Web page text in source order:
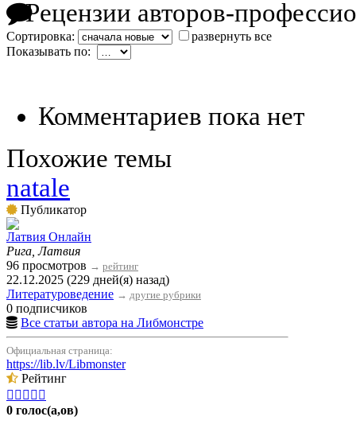
Рецензии авторов-
Сортировка:
развернуть все
Показывать по:
Комментариев пока нет
Похожие темы
natale
Публикатор
Латвия Онлайн
Рига, Латвия
96 просмотров → рейтинг
22.12.2025 (229 дней(я) назад)
Литературоведение → другие рубрики
0 подписчиков
Все статьи автора на Либмонстре
Официальная страница:
https://lib.lv/Libmonster
Рейтинг
    
0 голос(а,ов)